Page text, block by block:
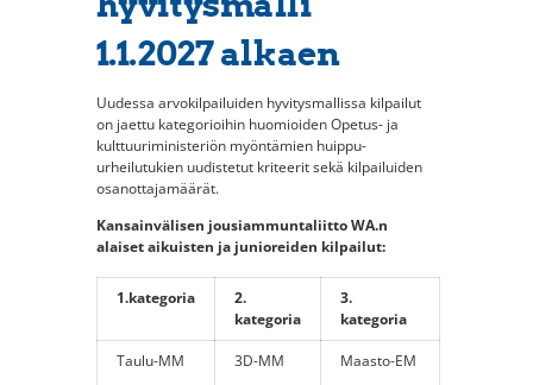
1.1.2027 alkaen
Uudessa arvokilpailuiden hyvitysmallissa kilpailut
on jaettu kategorioihin huomioiden Opetus- ja
kulttuuriministeriön myöntämien huippu-
urheilutukien uudistetut kriteerit sekä kilpailuiden
osanottajamäärät.
Kansainvälisen jousiammuntaliitto WA.n
alaiset aikuisten ja junioreiden kilpailut:
1.kategoria
2.
kategoria
3.
kategoria
Taulu-MM
3D-MM
Maasto-EM